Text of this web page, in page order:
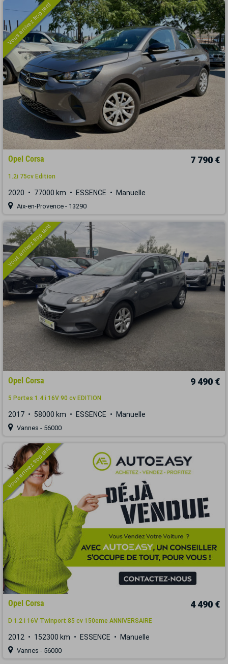
Vous arrivez trop tard
Opel Corsa 7 790 €
1.2i 75cv Edition
2020 77000 km ESSENCE Manuelle
Aix-en-Provence - 13290
Vous arrivez trop tard
Opel Corsa 9 490 €
5 Portes 1.4 i 16V 90 cv EDITION
2017 58000 km ESSENCE Manuelle
Vannes - 56000
Vous arrivez trop tard
Opel Corsa 4 490 €
D 1.2 i 16V Twinport 85 cv 150eme ANNIVERSAIRE
2012 152300 km ESSENCE Manuelle
Vannes - 56000